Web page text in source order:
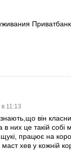
Приватбанк.
11:13
знають,що він
них це такій собі
працює на
хев у кожній